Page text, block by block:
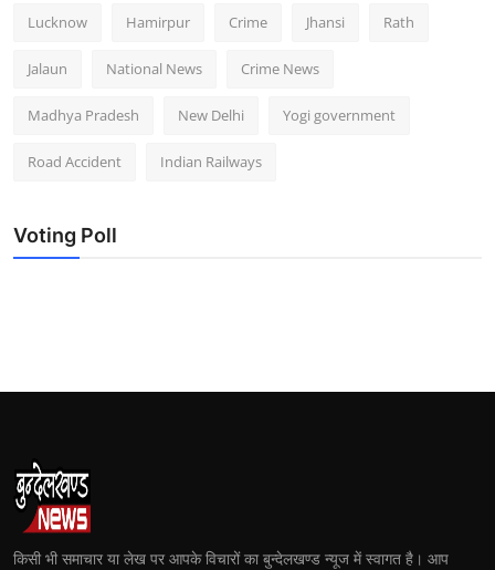
Lucknow Hamirpur Crime Jhansi Rath
Jalaun National News Crime News
Madhya Pradesh New Delhi Yogi government
Road Accident Indian Railways
Voting Poll
किसी भी समाचार या लेख पर आपके विचारों का बुन्देलखण्ड न्यूज में स्वागत है। आप